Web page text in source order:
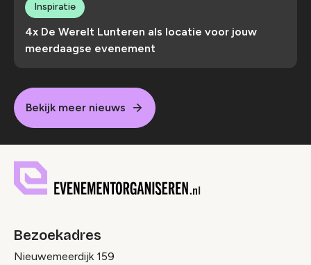
4x De Werelt Lunteren als locatie voor jouw
meerdaagse evenement
Inspiratie
Bekijk meer nieuws
Bezoekadres
Nieuwemeerdijk 159